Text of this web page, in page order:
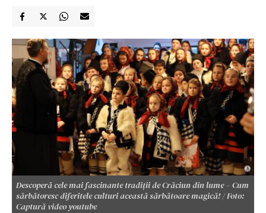
Descoperă cele mai fascinante tradiții de Crăciun din lume – Cum
sărbătoresc diferitele culturi această sărbătoare magică! / Foto:
Captură video youtube